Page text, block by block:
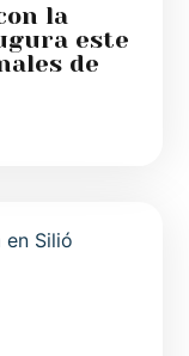
la
este
de